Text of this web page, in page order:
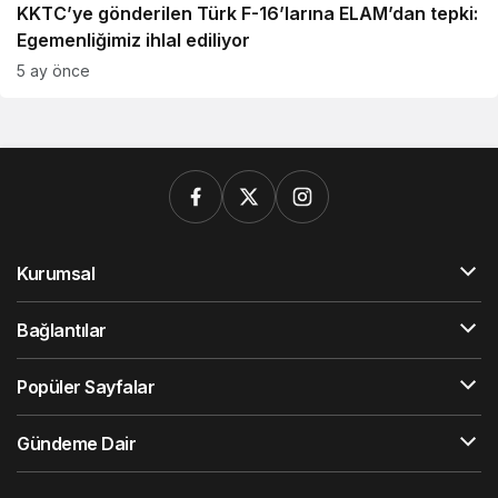
KKTC’ye gönderilen Türk F-16’larına ELAM’dan tepki:
Egemenliğimiz ihlal ediliyor
5 ay önce
Kurumsal
Bağlantılar
Popüler Sayfalar
Gündeme Dair